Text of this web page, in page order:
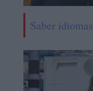
Saber idiomas